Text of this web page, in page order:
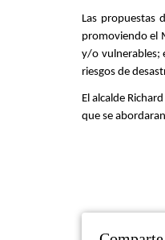
Las propuestas
promoviendo el
y/o vulnerables;
riesgos de
El alcalde
que se